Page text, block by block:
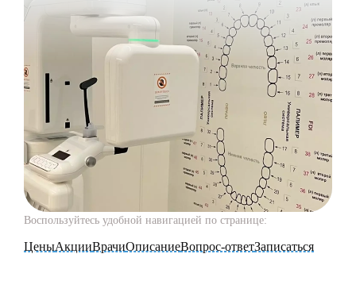
Воспользуйтесь удобной навигацией по странице:
ЦеныАкцииВрачиОписаниеВопрос-ответЗаписаться